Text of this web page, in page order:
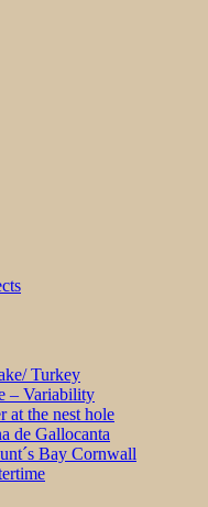
Turkey
– Variability
at the nest hole
de Gallocanta
Bay Cornwall